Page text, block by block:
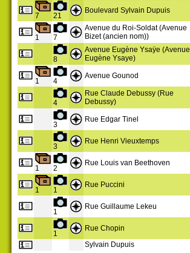
7 21
Boulevard Sylvain Dupuis
1 7
Avenue du Roi-Soldat (Avenue
Bizet (ancien nom))
8
Avenue Eugène Ysaÿe (Avenue
Eugène Ysaye)
1 4
Avenue Gounod
4
Rue Claude Debussy (Rue
Debussy)
3
Rue Edgar Tinel
3
Rue Henri Vieuxtemps
1 2
Rue Louis van Beethoven
1 1
Rue Puccini
1
Rue Guillaume Lekeu
1
Rue Chopin
Sylvain Dupuis